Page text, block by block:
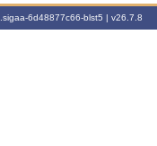
6d48877c66-blst5 | v26.7.8